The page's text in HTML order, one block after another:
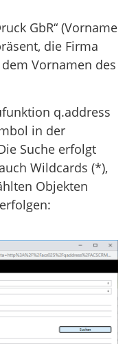
GbR“ (Vorname
die Firma
Vornamen des
q.address
in der
Suche erfolgt
Wildcards (*),
Objekten